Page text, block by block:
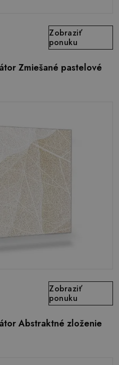
Zobraziť
ponuku
Zmiešané pastelové
Zobraziť
ponuku
Abstraktné zloženie